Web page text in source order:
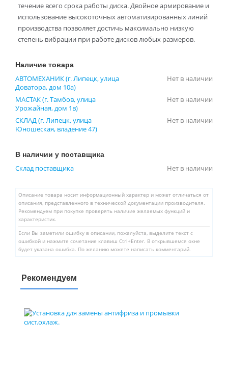
течение всего срока работы диска. Двойное армирование и
использование высокоточных автоматизированных линий
производства позволяет достичь максимально низкую
степень вибрации при работе дисков любых размеров.
Наличие товара
АВТОМЕХАНИК (г. Липецк, улица
Доватора, дом 10а)
Нет в наличии
МАСТАК (г. Тамбов, улица
Урожайная, дом 1в)
Нет в наличии
СКЛАД (г. Липецк, улица
Юношеская, владение 47)
Нет в наличии
В наличии у поставщика
Склад поставщика Нет в наличии
Описание товара носит информационный характер и может отличаться от
описания, представленного в технической документации производителя.
Рекомендуем при покупке проверять наличие желаемых функций и
характеристик.
Если Вы заметили ошибку в описании, пожалуйста, выделите текст с
ошибкой и нажмите сочетание клавиш Ctrl+Enter. В открывшемся окне
будет указана ошибка. По желанию можете написать комментарий.
Рекомендуем